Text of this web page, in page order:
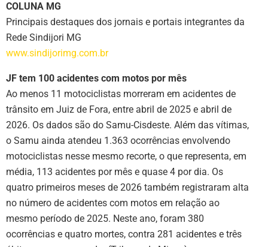
COLUNA MG
Principais destaques dos jornais e portais integrantes da
Rede Sindijori MG
www.sindijorimg.com.br
JF tem 100 acidentes com motos por mês
Ao menos 11 motociclistas morreram em acidentes de
trânsito em Juiz de Fora, entre abril de 2025 e abril de
2026. Os dados são do Samu-Cisdeste. Além das vítimas,
o Samu ainda atendeu 1.363 ocorrências envolvendo
motociclistas nesse mesmo recorte, o que representa, em
média, 113 acidentes por mês e quase 4 por dia. Os
quatro primeiros meses de 2026 também registraram alta
no número de acidentes com motos em relação ao
mesmo período de 2025. Neste ano, foram 380
ocorrências e quatro mortes, contra 281 acidentes e três